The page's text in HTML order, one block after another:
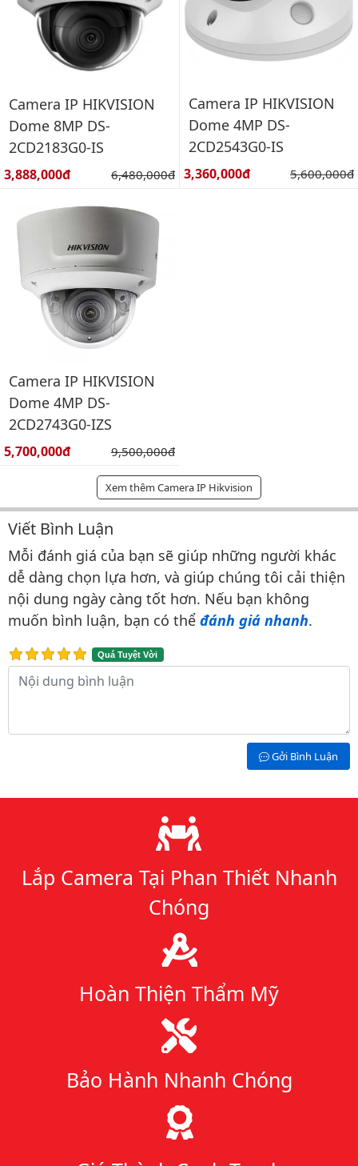
Camera IP HIKVISION
Dome 8MP DS-
2CD2183G0-IS
Giá bán:
3,888,000đ Giá gốc:
6,480,000đ
Camera IP HIKVISION
Dome 4MP DS-
2CD2543G0-IS
Giá bán:
3,360,000đ Giá gốc:
5,600,000đ
Camera IP HIKVISION
Dome 4MP DS-
2CD2743G0-IZS
Giá bán:
5,700,000đ Giá gốc:
9,500,000đ
Xem thêm Camera IP Hikvision
Bình luận & Đánh giá
Viết Bình Luận
Mỗi đánh giá của bạn sẽ giúp những người khác
dễ dàng chọn lựa hơn, và giúp chúng tôi cải thiện
nội dung ngày càng tốt hơn. Nếu bạn không
muốn bình luận, bạn có thể đánh giá nhanh.
Quá Tuyệt Vời
Nội dung bình luận
Gởi Bình Luận
Lý do chọn chúng tôi
Lắp Camera Tại Phan Thiết Nhanh
Chóng
Hoàn Thiện Thẩm Mỹ
Bảo Hành Nhanh Chóng